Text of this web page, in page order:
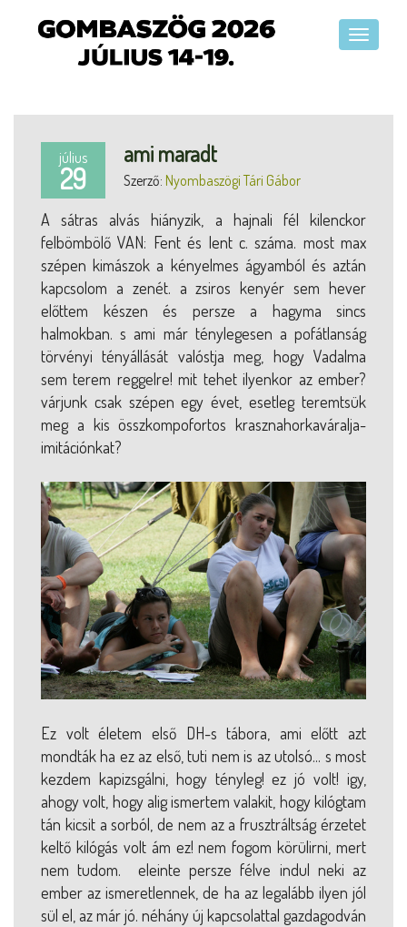
július
29
ami maradt
Szerző: Nyombaszögi Tári Gábor
A sátras alvás hiányzik, a hajnali fél kilenckor
felbömbölő VAN: Fent és lent c. száma. most max
szépen kimászok a kényelmes ágyamból és aztán
kapcsolom a zenét. a zsiros kenyér sem hever
előttem készen és persze a hagyma sincs
halmokban. s ami már ténylegesen a pofátlanság
törvényi tényállását valóstja meg, hogy Vadalma
sem terem reggelre! mit tehet ilyenkor az ember?
várjunk csak szépen egy évet, esetleg teremtsük
meg a kis összkompofortos krasznahorkaváralja-
imitációnkat?
Ez volt életem első DH-s tábora, ami előtt azt
mondták ha ez az első, tuti nem is az utolsó... s most
kezdem kapizsgálni, hogy tényleg! ez jó volt! igy,
ahogy volt, hogy alig ismertem valakit, hogy kilógtam
tán kicsit a sorból, de nem az a frusztráltság érzetet
keltő kilógás volt ám ez! nem fogom körülirni, mert
nem tudom. eleinte persze félve indul neki az
ember az ismeretlennek, de ha az legalább ilyen jól
sül el, az már jó. néhány új kapcsolattal gazdagodván